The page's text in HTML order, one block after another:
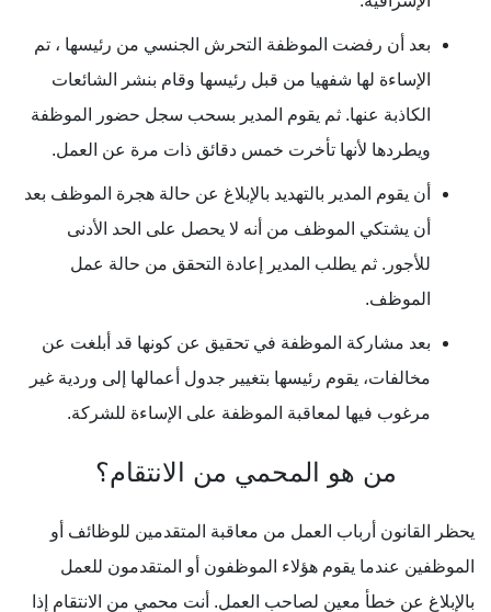
بعد أن رفضت الموظفة التحرش الجنسي من رئيسها ، تم
الإساءة لها شفهيا من قبل رئيسها وقام بنشر الشائعات
الكاذبة عنها. ثم يقوم المدير بسحب سجل حضور الموظفة
ويطردها لأنها تأخرت خمس دقائق ذات مرة عن العمل.
أن يقوم المدير بالتهديد بالإبلاغ عن حالة هجرة الموظف بعد
أن يشتكي الموظف من أنه لا يحصل على الحد الأدنى
للأجور. ثم يطلب المدير إعادة التحقق من حالة عمل
الموظف.
بعد مشاركة الموظفة في تحقيق عن كونها قد أبلغت عن
مخالفات، يقوم رئيسها بتغيير جدول أعمالها إلى وردية غير
مرغوب فيها لمعاقبة الموظفة على الإساءة للشركة.
من هو المحمي من الانتقام؟
يحظر القانون أرباب العمل من معاقبة المتقدمين للوظائف أو
الموظفين عندما يقوم هؤلاء الموظفون أو المتقدمون للعمل
بالإبلاغ عن خطأ معين لصاحب العمل. أنت محمي من الانتقام إذا